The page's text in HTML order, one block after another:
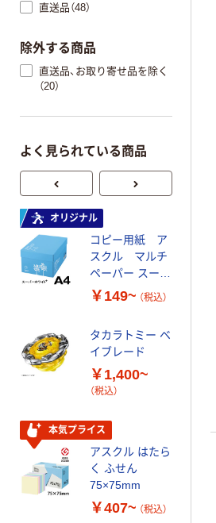
直送品（48）
除外する商品
直送品、お取り寄せ品を除く
（20）
よく見られている商品
オリジナル
コピー用紙 ア
スクル マルチ
ペーパー スーパ
ーホワイト+
￥149~ （税込）
タカラトミー ベ
イブレード
￥1,400~
（税込）
本気プライス
アスクル はたら
く ふせん
75×75mm
￥407~ （税込）